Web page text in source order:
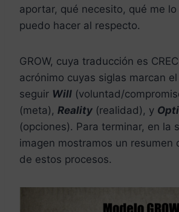
aportar, qué necesito, qué me
puedo hacer al respecto.
GROW, cuya traducción es
acrónimo cuyas siglas marcan
seguir Will (voluntad/
(meta), Reality (realidad), y
(opciones). Para terminar, en la
imagen mostramos un resumen
de estos procesos.